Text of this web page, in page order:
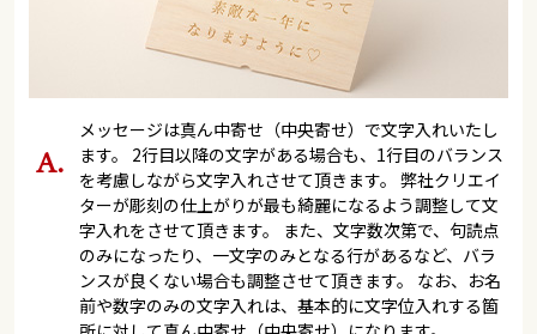
メッセージは真ん中寄せ（中央寄せ）で文字入れいたし
ます。 2行目以降の文字がある場合も、1行目のバランス
を考慮しながら文字入れさせて頂きます。 弊社クリエイ
ターが彫刻の仕上がりが最も綺麗になるよう調整して文
字入れをさせて頂きます。 また、文字数次第で、句読点
のみになったり、一文字のみとなる行があるなど、バラ
ンスが良くない場合も調整させて頂きます。 なお、お名
前や数字のみの文字入れは、基本的に文字位入れする箇